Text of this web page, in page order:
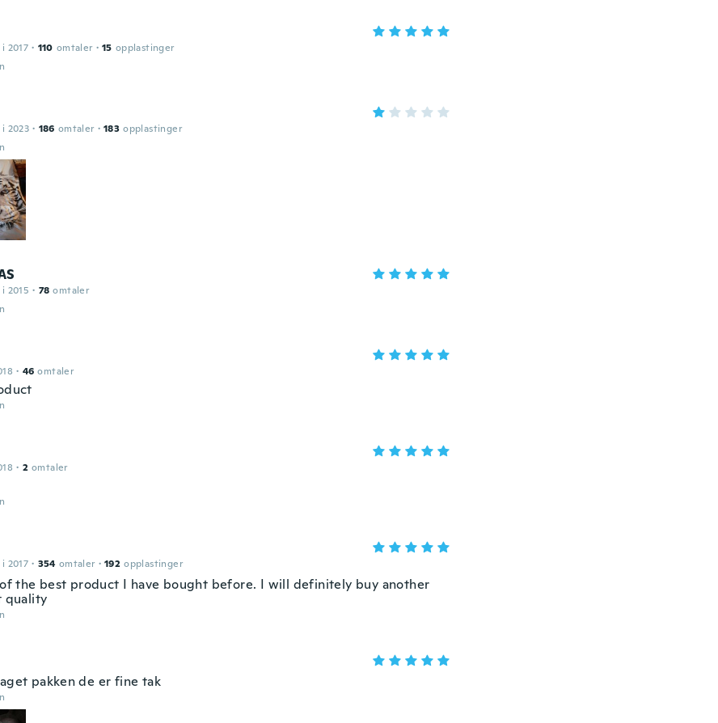
2017 · 110 omtaler · 15 opplastinger
2023 · 186 omtaler · 183 opplastinger
2015 · 78 omtaler
· 46 omtaler
· 2 omtaler
2017 · 354 omtaler · 192 opplastinger
the best product I have bought before. I will definitely buy another
quality
pakken de er fine tak